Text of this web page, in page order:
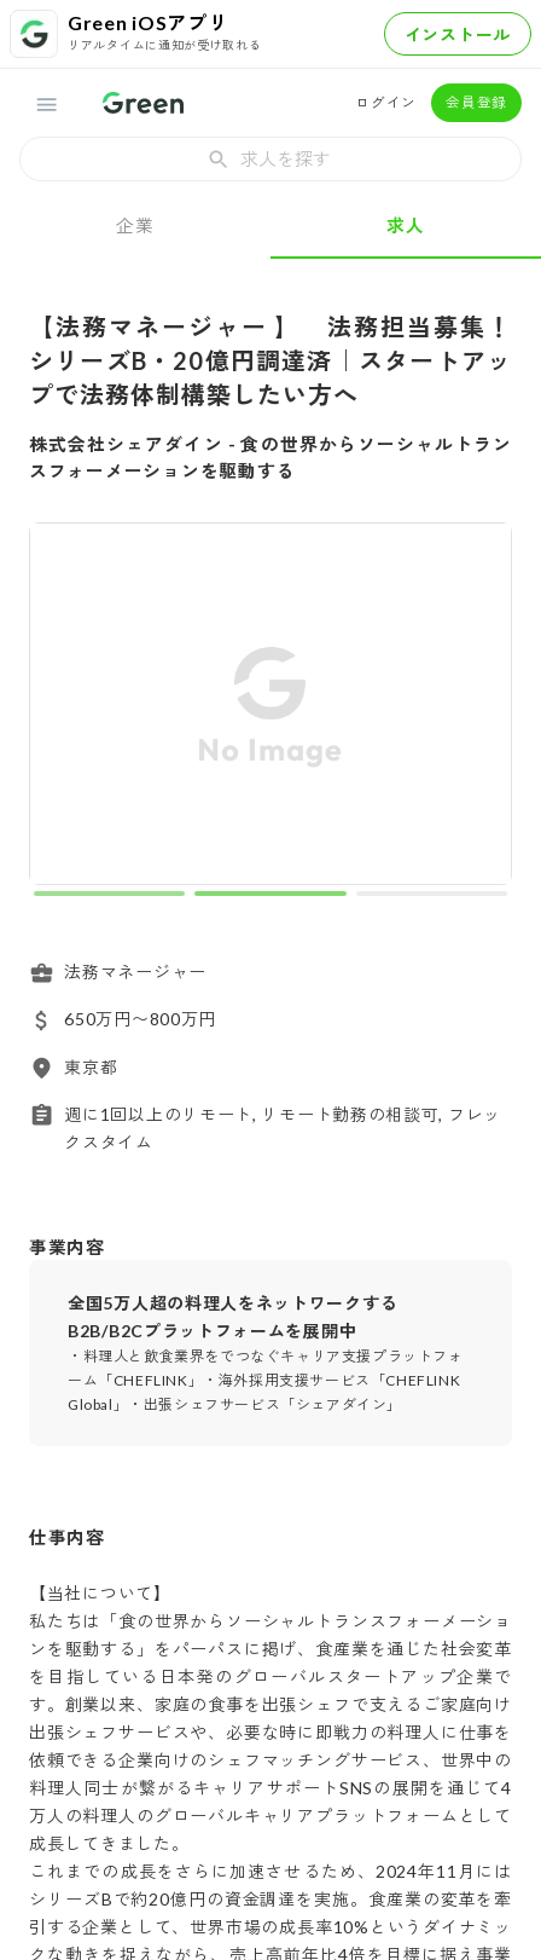
Green iOSアプリ
リアルタイムに通知が受け取れる インストール
ログイン 会員登録
求人を探す
企業 求人
【法務マネージャー 】 法務担当募集！
シリーズB・20億円調達済｜スタートアッ
プで法務体制構築したい方へ
株式会社シェアダイン -食の世界からソーシャルトラン
スフォーメーションを駆動する
法務マネージャー
650万円〜800万円
東京都
週に1回以上のリモート, リモート勤務の相談可, フレッ
クスタイム
事業内容
全国5万人超の料理人をネットワークする
B2B/B2Cプラットフォームを展開中
・料理人と飲食業界をでつなぐキャリア支援プラットフォ
ーム「CHEFLINK」・海外採用支援サービス「CHEFLINK
Global」・出張シェフサービス「シェアダイン」
仕事内容
【当社について】
私たちは「食の世界からソーシャルトランスフォーメーショ
ンを駆動する」をパーパスに掲げ、食産業を通じた社会変革
を目指している日本発のグローバルスタートアップ企業で
す。創業以来、家庭の食事を出張シェフで支えるご家庭向け
出張シェフサービスや、必要な時に即戦力の料理人に仕事を
依頼できる企業向けのシェフマッチングサービス、世界中の
料理人同士が繋がるキャリアサポートSNSの展開を通じて4
万人の料理人のグローバルキャリアプラットフォームとして
成長してきました。
これまでの成長をさらに加速させるため、2024年11月には
シリーズBで約20億円の資金調達を実施。食産業の変革を牽
引する企業として、世界市場の成長率10%というダイナミッ
クな動きを捉えながら、売上高前年比4倍を目標に据え事業